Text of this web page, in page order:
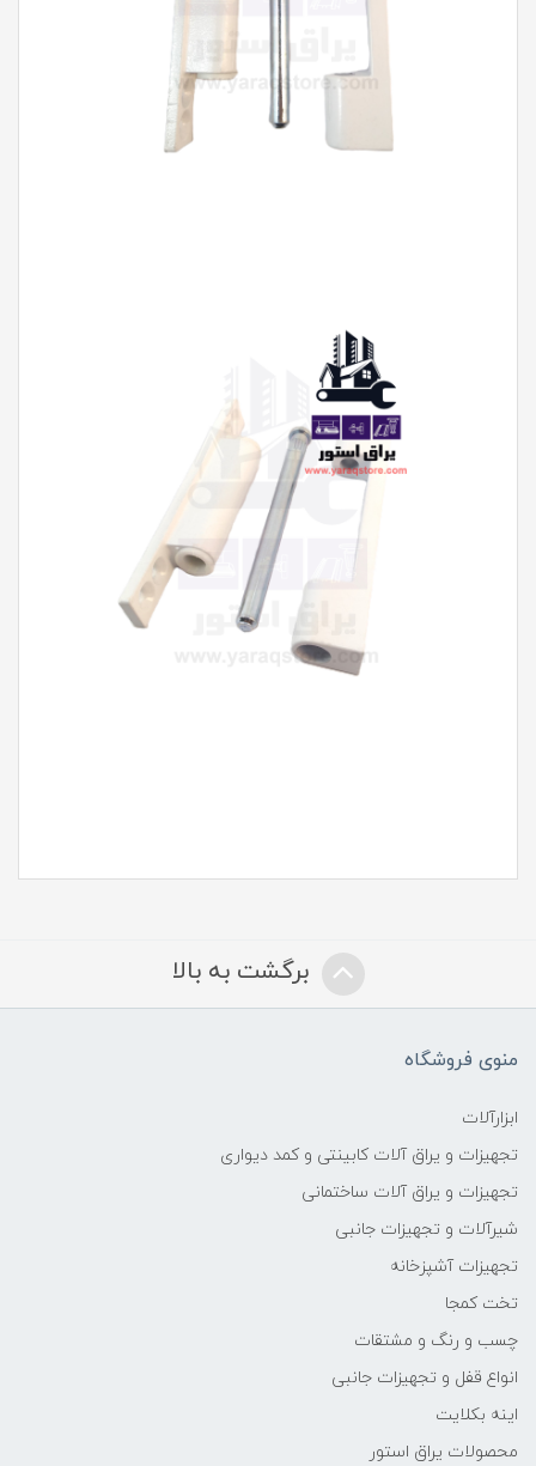
برگشت به بالا
منوی فروشگاه
ابزارآلات
تجهیزات و یراق آلات کابینتی و کمد دیواری
تجهیزات و یراق آلات ساختمانی
شیرآلات و تجهیزات جانبی
تجهیزات آشپزخانه
تخت کمجا
چسب و رنگ و مشتقات
انواع قفل و تجهیزات جانبی
اینه بکلایت
محصولات یراق استور